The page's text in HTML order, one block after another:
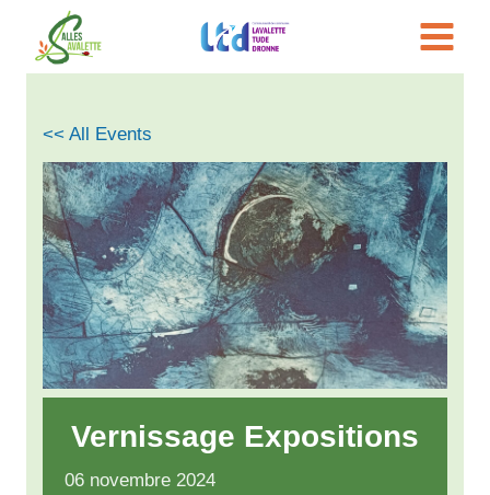
contenu
<< All Events
Vernissage Expositions
06 novembre 2024